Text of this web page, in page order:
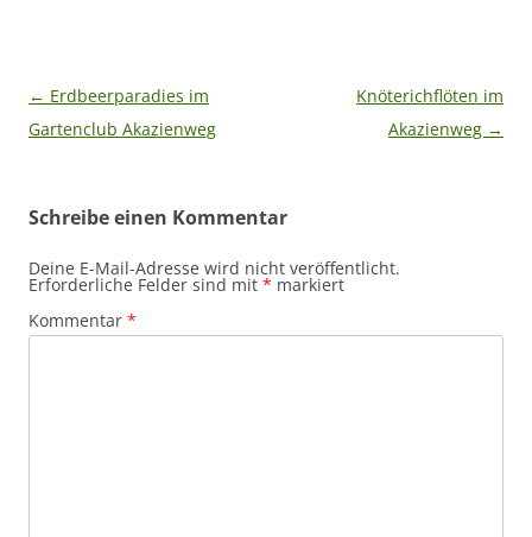
Beitragsnavigation
← Erdbeerparadies im
Gartenclub Akazienweg
Knöterichflöten im
Akazienweg →
Schreibe einen Kommentar
Deine E-Mail-Adresse wird nicht veröffentlicht.
Erforderliche Felder sind mit * markiert
Kommentar *